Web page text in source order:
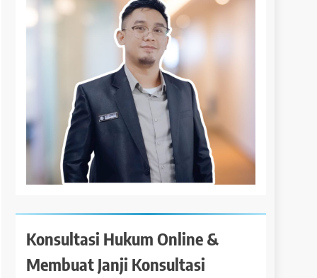
Konsultasi Hukum Online &
Membuat Janji Konsultasi